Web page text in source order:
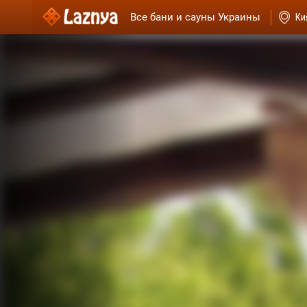
Все бани и сауны Украины